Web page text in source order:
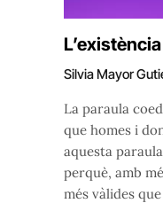
Silvia Mayor
La paraula
que homes i
aquesta
perquè, amb
més vàlides